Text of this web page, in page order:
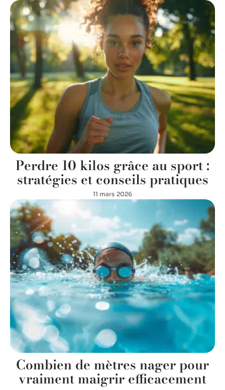
Perdre 10 kilos grâce au sport :
stratégies et conseils pratiques
11 mars 2026
Combien de mètres nager pour
vraiment maigrir efficacement